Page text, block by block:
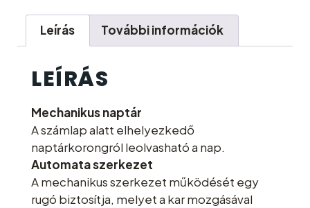
Leírás További információk
LEÍRÁS
Mechanikus naptár
A számlap alatt elhelyezkedő
naptárkorongról leolvasható a nap.
Automata szerkezet
A mechanikus szerkezet működését egy
rugó biztosítja, melyet a kar mozgásával